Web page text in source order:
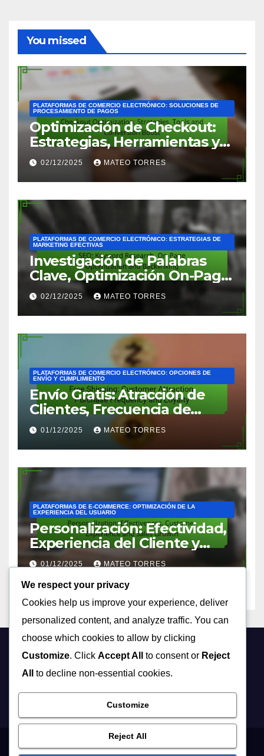
You missed
PLATAFORMAS DE COMERCIO ELECTRÓNICO: SOLUCIONES DE
PROCESAMIENTO DE PAGOS
Optimización de Checkout:
Estrategias, Herramientas y
Aumento de Conversión
02/12/2025 MATEO TORRES
PLATAFORMAS DE COMERCIO ELECTRÓNICO: ESTRATEGIAS DE
MARKETING EFECTIVAS
Investigación de Palabras
Clave, Optimización On-Page
y Backlinking
02/12/2025 MATEO TORRES
PLATAFORMAS DE COMERCIO ELECTRÓNICO: OPCIONES DE
ENVÍO Y CUMPLIMIENTO
Envío Gratis: Atracción de
Clientes, Frecuencia de
Compra y Lealtad
01/12/2025 MATEO TORRES
PLATAFORMAS DE E-COMMERCE: OPTIMIZACIÓN DE LA
EXPERIENCIA DEL USUARIO
Personalización: Efectividad,
Experiencia del Cliente y
Crecimiento de Ventas
01/12/2025 MATEO TORRES
ecommerce-
rebeldesonline.com
Términos y CondicionesContáctanosPolítica de cookies
We respect your privacy
Cookies help us improve your experience, deliver
personalized content, and analyze traffic. You can
choose which cookies to allow by clicking
Customize. Click Accept All to consent or Reject
All
to decline non-essential cookies.
Customize
Reject All